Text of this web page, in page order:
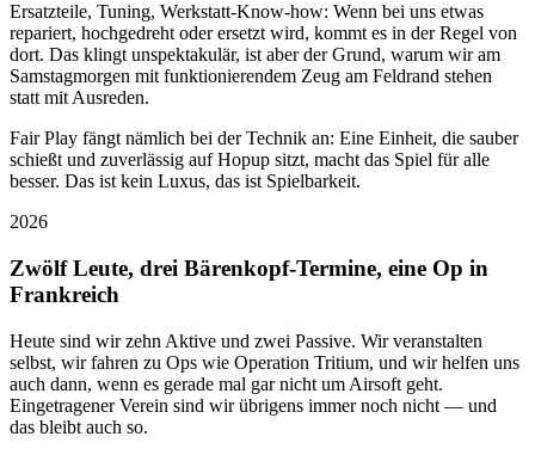
Ersatzteile, Tuning, Werkstatt-Know-how: Wenn bei uns etwas
repariert, hochgedreht oder ersetzt wird, kommt es in der Regel von
dort. Das klingt unspektakulär, ist aber der Grund, warum wir am
Samstagmorgen mit funktionierendem Zeug am Feldrand stehen
statt mit Ausreden.
Fair Play fängt nämlich bei der Technik an: Eine Einheit, die sauber
schießt und zuverlässig auf Hopup sitzt, macht das Spiel für alle
besser. Das ist kein Luxus, das ist Spielbarkeit.
2026
Zwölf Leute, drei Bärenkopf-Termine, eine Op in
Frankreich
Heute sind wir zehn Aktive und zwei Passive. Wir veranstalten
selbst, wir fahren zu Ops wie Operation Tritium, und wir helfen uns
auch dann, wenn es gerade mal gar nicht um Airsoft geht.
Eingetragener Verein sind wir übrigens immer noch nicht — und
das bleibt auch so.